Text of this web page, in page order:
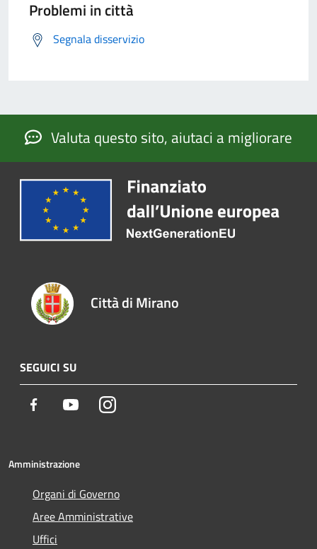
Problemi in città
Segnala disservizio
Valuta questo sito, aiutaci a migliorare
Città di Mirano
SEGUICI SU
Facebook YoutubeInstagram
Amministrazione
Organi di Governo
Aree Amministrative
Uffici